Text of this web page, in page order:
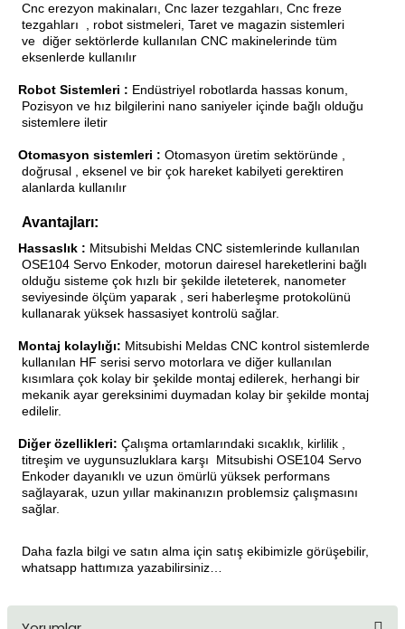
Cnc erezyon makinaları, Cnc lazer tezgahları, Cnc freze
tezgahları
, robot sistmeleri, Taret ve magazin sistemleri
ve diğer sektörlerde kullanılan CNC makinelerinde tüm
eksenlerde kullanılır
Robot Sistemleri : Endüstriyel robotlarda hassas konum,
Pozisyon ve hız bilgilerini nano saniyeler içinde bağlı olduğu
sistemlere iletir
Otomasyon sistemleri : Otomasyon üretim sektöründe ,
doğrusal , eksenel ve bir çok hareket kabilyeti gerektiren
alanlarda kullanılır
Avantajları:
Hassaslık : Mitsubishi Meldas CNC sistemlerinde kullanılan
OSE104 Servo Enkoder, motorun dairesel hareketlerini bağlı
olduğu sisteme çok hızlı bir şekilde ileteterek, nanometer
seviyesinde ölçüm yaparak , seri haberleşme protokolünü
kullanarak yüksek hassasiyet kontrolü sağlar.
Montaj kolaylığı: Mitsubishi Meldas CNC kontrol sistemlerde
kullanılan HF serisi servo motorlara ve diğer kullanılan
kısımlara çok kolay bir şekilde montaj edilerek, herhangi bir
mekanik ayar gereksinimi duymadan kolay bir şekilde montaj
edilelir.
Diğer özellikleri: Çalışma ortamlarındaki sıcaklık, kirlilik ,
titreşim ve uygunsuzluklara karşı
Mitsubishi OSE104 Servo
Enkoder dayanıklı ve uzun ömürlü yüksek performans
sağlayarak, uzun yıllar makinanızın problemsiz çalışmasını
sağlar.
Daha fazla bilgi ve satın alma için satış ekibimizle görüşebilir,
whatsapp hattımıza yazabilirsiniz…